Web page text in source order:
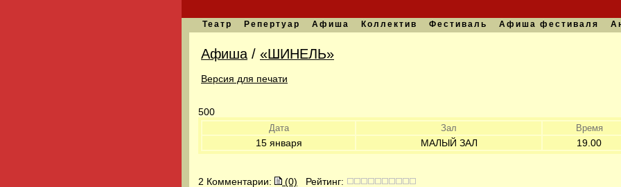
Театр Репертуар Афиша Коллектив Фестиваль Афиша фестиваля
Афиша / «ШИНЕЛЬ»
Версия для печати
500
Дата Зал Время
15 января МАЛЫЙ ЗАЛ 19.00
2 Комментарии: (0) Рейтинг: